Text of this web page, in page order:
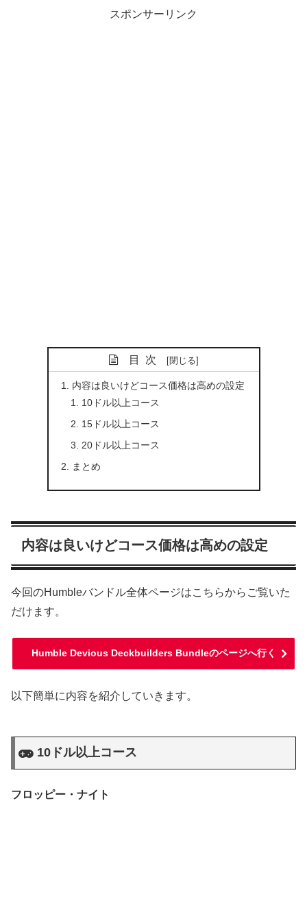
スポンサーリンク
目次
内容は良いけどコース価格は高めの設定
10ドル以上コース
15ドル以上コース
20ドル以上コース
まとめ
内容は良いけどコース価格は高めの設定
今回のHumbleバンドル全体ページはこちらからご覧いた
だけます。
Humble Devious Deckbuilders Bundleのページへ行く
以下簡単に内容を紹介していきます。
10ドル以上コース
フロッピー・ナイト